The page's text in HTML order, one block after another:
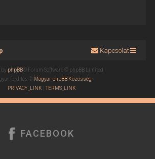
Kapcsolat
by phpBB® Forum Software © phpBB Limited
fordítás © Magyar phpBB Közösség
PRIVACY_LINK |TERMS_LINK
FACEBOOK